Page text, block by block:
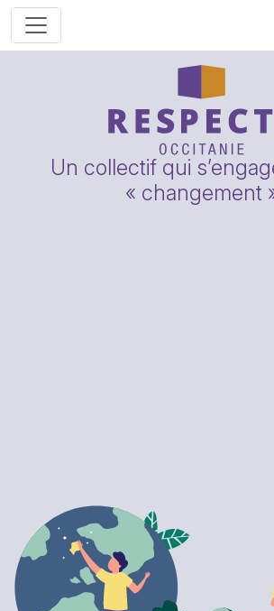
Un collectif qui
« changement